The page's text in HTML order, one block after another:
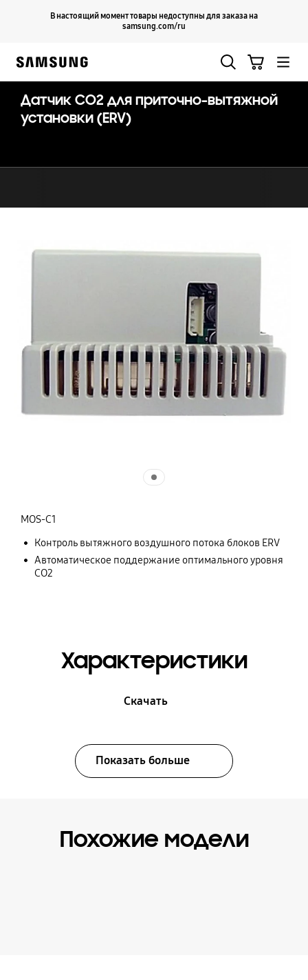
В настоящий момент товары недоступны для заказа на
samsung.com/ru
Продолжить
Датчик СО2 для приточно-вытяжной
установки (ERV)
MOS-C1
Контроль вытяжного воздушного потока блоков ERV
Автоматическое поддержание оптимального уровня
СО2
Характеристики
Скачать
Показать больше
Похожие модели